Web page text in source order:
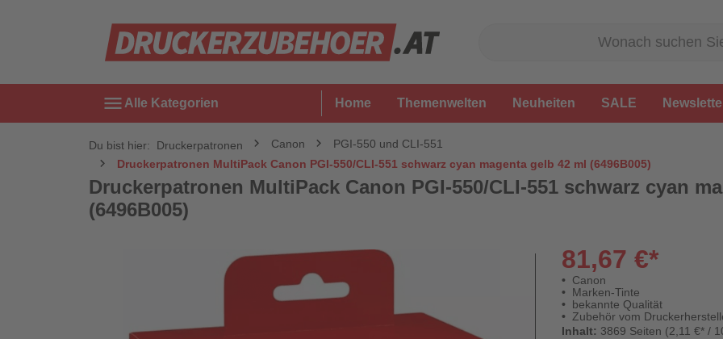
menu Alle Kategorien Home Themenwelten Neuheiten SALE
Du bist hier: Druckerpatronen Canon
PGI-550 und CLI-551
Druckerpatronen MultiPack Canon PGI-550/CLI-551 schwarz cyan magenta gelb 42 ml (6496B005)
Druckerpatronen MultiPack Canon PGI-550/CLI-551 schwarz cyan
(6496B005)
81,67 €*
Canon
Marken-Tinte
bekannte Qualität
Zubehör vom
Inhalt: 3869 Seiten (2,11 €* /